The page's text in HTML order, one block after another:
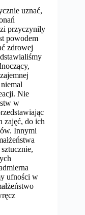
uznać,
przyczyniły
powodem
zdrowej
Nie
w
zajęć, do ich
Innymi
ufności w